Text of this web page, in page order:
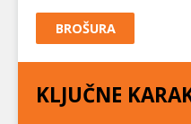
BROŠURA
KLJUČNE